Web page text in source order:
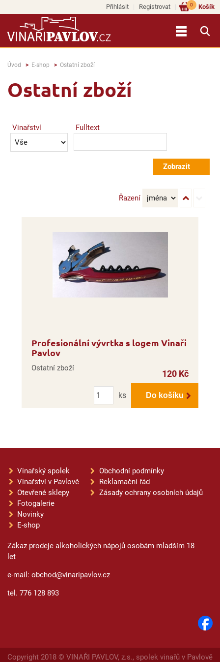
Přihlásit Registrovat Košík
0
Úvod E-shop Ostatní zboží
Ostatní zboží
Vinařství Fulltext
Řazení
Profesionální vývrtka s logem Vinaři
Pavlov
Ostatní zboží
120 Kč
Počet
ks
Do košíku
Vinařský spolek
Vinařství v Pavlově
Otevřené sklepy
Fotogalerie
Novinky
E-shop
Obchodní podmínky
Reklamační řád
Zásady ochrany osobních údajů
Zákaz prodeje alkoholických nápojů osobám mladším 18
let
e-mail: obchod@vinaripavlov.cz
tel. 776 128 893
Copyright 2018 © VINAŘI PAVLOV, z.s., spolek vinařů v Pavlově